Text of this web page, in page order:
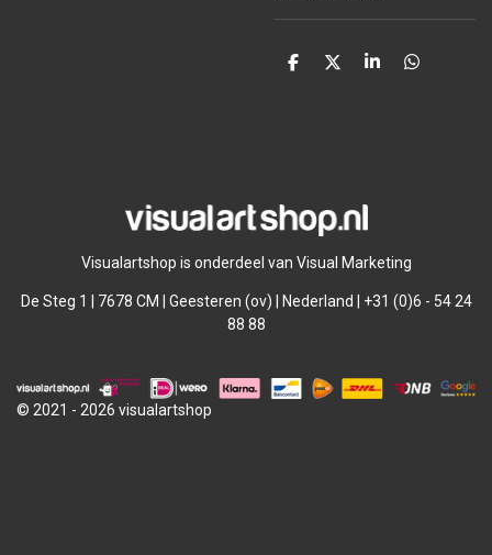
D
D
S
D
Visualartshop is onderdeel van Visual Marketing
De Steg 1 | 7678 CM | Geesteren (ov) | Nederland | +31 (0)6 - 54 24
88 88
© 2021 - 2026 visualartshop